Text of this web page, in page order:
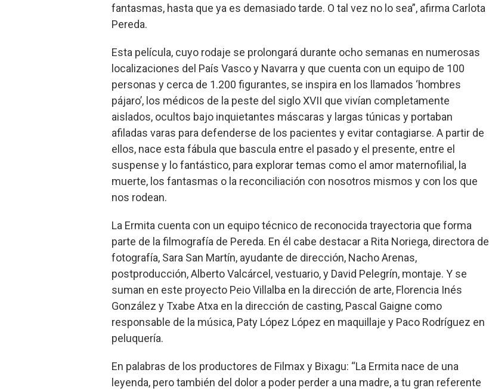
fantasmas, hasta que ya es demasiado tarde. O tal vez no lo sea”, afirma Carlota
Pereda.
Esta película, cuyo rodaje se prolongará durante ocho semanas en numerosas
localizaciones del País Vasco y Navarra y que cuenta con un equipo de 100
personas y cerca de 1.200 figurantes, se inspira en los llamados ‘hombres
pájaro’, los médicos de la peste del siglo XVII que vivían completamente
aislados, ocultos bajo inquietantes máscaras y largas túnicas y portaban
afiladas varas para defenderse de los pacientes y evitar contagiarse. A partir de
ellos, nace esta fábula que bascula entre el pasado y el presente, entre el
suspense y lo fantástico, para explorar temas como el amor maternofilial, la
muerte, los fantasmas o la reconciliación con nosotros mismos y con los que
nos rodean.
La Ermita cuenta con un equipo técnico de reconocida trayectoria que forma
parte de la filmografía de Pereda. En él cabe destacar a Rita Noriega, directora de
fotografía, Sara San Martín, ayudante de dirección, Nacho Arenas,
postproducción, Alberto Valcárcel, vestuario, y David Pelegrín, montaje. Y se
suman en este proyecto Peio Villalba en la dirección de arte, Florencia Inés
González y Txabe Atxa en la dirección de casting, Pascal Gaigne como
responsable de la música, Paty López López en maquillaje y Paco Rodríguez en
peluquería.
En palabras de los productores de Filmax y Bixagu: “La Ermita nace de una
leyenda, pero también del dolor a poder perder a una madre, a tu gran referente